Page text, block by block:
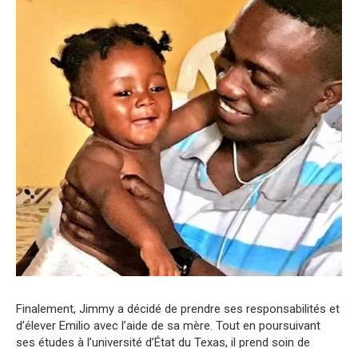
Finalement, Jimmy a décidé de prendre ses responsabilités et
d’élever Emilio avec l’aide de sa mère. Tout en poursuivant
ses études à l’université d’État du Texas, il prend soin de